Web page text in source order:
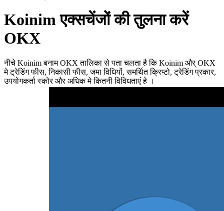
Koinim एक्सचेंजों की तुलना करें
OKX
नीचे Koinim बनाम OKX तालिका से पता चलता है कि Koinim और् OKX
मे ट्रेडिंग फीस, निकासी फीस, जमा विधियों, समर्थित क्रिप्टो, ट्रेडिंग प्रकार,
उपयोगकर्ता स्कोर और अधिक मे कितनी विविधताएं हे ।